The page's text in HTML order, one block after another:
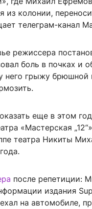
из колонии,
телеграм-канал
режиссера
боль в почках и
грыжу брюшной
еще в этом
«Мастерская
театра Никиты
после репетиции:
издания
на автомобиле,